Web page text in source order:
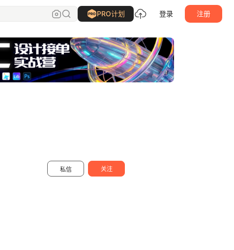
PRO计划 登录 注册
私信 关注
琵旦PIDAN 关注